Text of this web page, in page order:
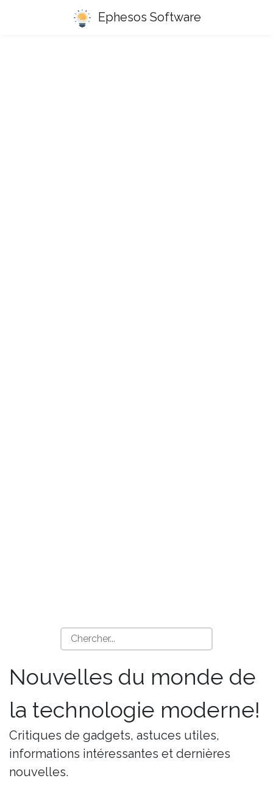
Ephesos Software
Nouvelles du monde de
la technologie moderne!
Critiques de gadgets, astuces utiles,
informations intéressantes et dernières
nouvelles.